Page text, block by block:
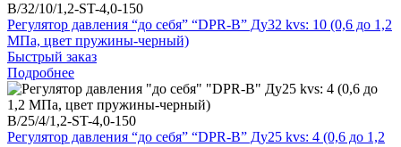
B/32/10/1,2-ST-4,0-150
Регулятор давления “до себя” “DPR-B” Ду32 kvs: 10 (0,6 до 1,2
МПа, цвет пружины-черный)
Быстрый заказ
Подробнее
B/25/4/1,2-ST-4,0-150
Регулятор давления “до себя” “DPR-B” Ду25 kvs: 4 (0,6 до 1,2